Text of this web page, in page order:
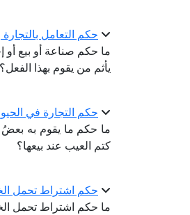
حكم التعامل بالتجارة
ما حكم صناعة أو بيع أو
يأثم من يقوم بهذا الفعل؟
حكم التجارة في
ما حكم ما يقوم به بعضُ
كتم العيب عند بيعها؟
حكم اشتراط تحمل
ما حكم اشتراط تحمل